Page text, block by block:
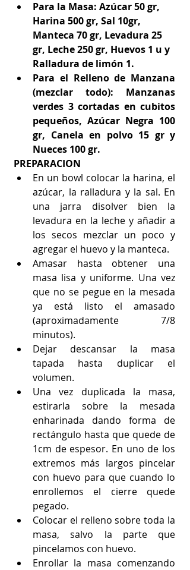
Para la Masa: Azúcar 50 gr,
Harina 500 gr, Sal 10gr,
Manteca 70 gr, Levadura 25
gr, Leche 250 gr, Huevos 1 u y
Ralladura de limón 1.
Para el Relleno de Manzana
(mezclar todo): Manzanas
verdes 3 cortadas en cubitos
pequeños, Azúcar Negra 100
gr, Canela en polvo 15 gr y
Nueces 100 gr.
PREPARACION
En un bowl colocar la harina, el
azúcar, la ralladura y la sal. En
una jarra disolver bien la
levadura en la leche y añadir a
los secos mezclar un poco y
agregar el huevo y la manteca.
Amasar hasta obtener una
masa lisa y uniforme. Una vez
que no se pegue en la mesada
ya está listo el amasado
(aproximadamente 7/8
minutos).
Dejar descansar la masa
tapada hasta duplicar el
volumen.
Una vez duplicada la masa,
estirarla sobre la mesada
enharinada dando forma de
rectángulo hasta que quede de
1cm de espesor. En uno de los
extremos más largos pincelar
con huevo para que cuando lo
enrollemos el cierre quede
pegado.
Colocar el relleno sobre toda la
masa, salvo la parte que
pincelamos con huevo.
Enrollar la masa comenzando